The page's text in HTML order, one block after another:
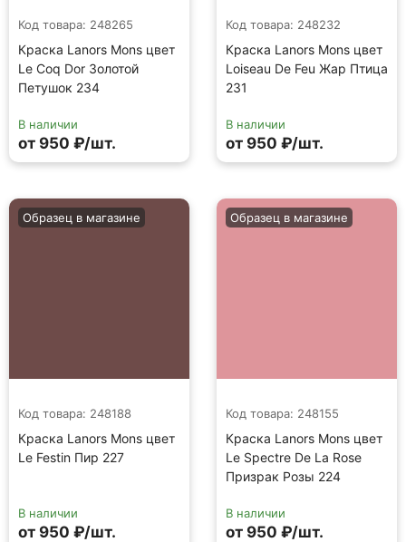
Код товара: 248265
Краска Lanors Mons цвет
Le Coq Dor Золотой
Петушок 234
В наличии
от 950 ₽/шт.
Код товара: 248232
Краска Lanors Mons цвет
Loiseau De Feu Жар Птица
231
В наличии
от 950 ₽/шт.
Код товара: 248188
Краска Lanors Mons цвет
Le Festin Пир 227
Образец в магазине
В наличии
от 950 ₽/шт.
Код товара: 248155
Краска Lanors Mons цвет
Le Spectre De La Rose
Призрак Розы 224
Образец в магазине
В наличии
от 950 ₽/шт.